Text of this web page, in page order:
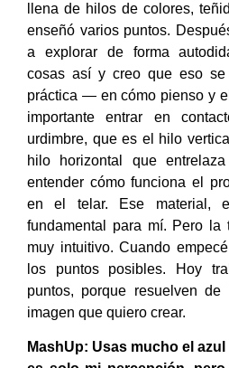
llena de hilos de colores,
enseñó varios puntos.
a explorar de forma
cosas así y creo que eso
práctica — en cómo pienso y
importante entrar en
urdimbre, que es el hilo
hilo horizontal que
entender cómo funciona el
en el telar. Ese material,
fundamental para mí. Pero
muy intuitivo. Cuando
los puntos posibles. Hoy
puntos, porque resuelven
imagen que quiero crear.
MashUp: Usas mucho el